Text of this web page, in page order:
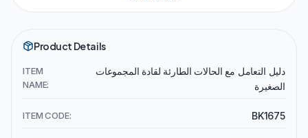
Product Details
ITEM
NAME:
دليل التعامل مع الحالات الطارئة لقادة المجموعات
الصغيرة
ITEM CODE: BK1675